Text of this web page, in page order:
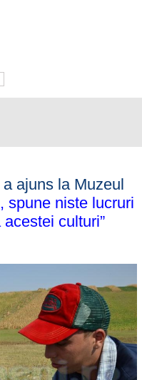
ajuns la Muzeul
spune niste lucruri
culturi”